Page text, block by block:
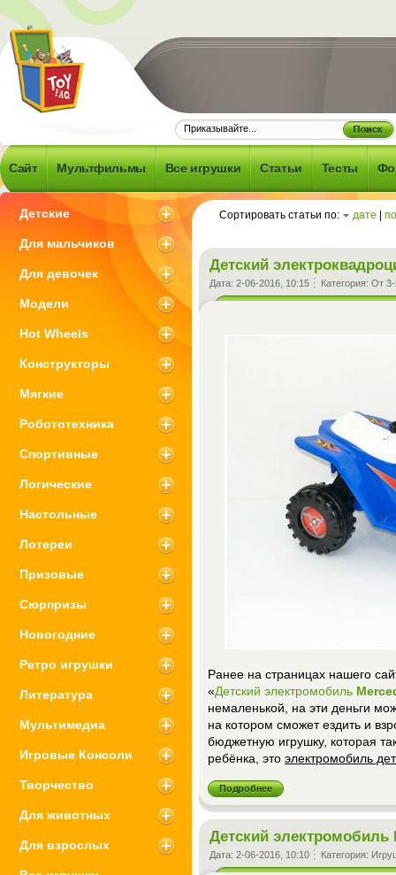
Question -
игрушках и
с ними
Сайт Мультфильмы Все игрушки Статьи Тесты
Сортировать статьи по: дате
Детский
Дата: 2-06-2016, 10:15 Категория: От 3-
Ранее на страницах нашего
«Детский электромобиль
немаленькой, на эти деньги
на котором сможет ездить и
бюджетную игрушку, которая
ребёнка, это электромобиль
Подробнее
Детский электромобиль
Дата: 2-06-2016, 10:10 Категория:
Детские
Для мальчиков
Для девочек
Модели
Hot Wheels
Конструкторы
Мягкие
Робототехника
Спортивные
Логические
Настольные
Лотереи
Призовые
Сюрпризы
Новогодние
Ретро игрушки
Литература
Мультимедиа
Игровые Консоли
Творчество
Для животных
Для взрослых